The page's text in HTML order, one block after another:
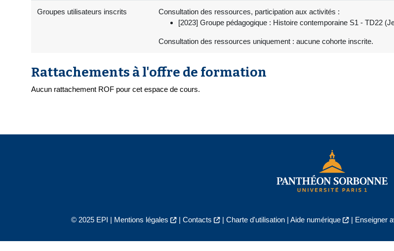
Groupes utilisateurs inscrits
Consultation des ressources, participation aux activités :
[2023] Groupe pédagogique : Histoire contemporaine S1 - TD22
Consultation des ressources uniquement : aucune cohorte inscrite.
Rattachements à l'offre de formation
Aucun rattachement ROF pour cet espace de cours.
© 2025 EPI | Mentions légales | Contacts | Charte d'utilisation| Aide numérique | Enseigner